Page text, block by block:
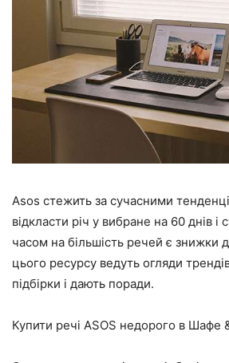
Asos стежить за сучасними
відкласти річ у вибране на 60 днів
часом на більшість речей є знижки
цього ресурсу ведуть огляди
підбірки і дають поради.
Купити речі ASOS недорого в Шафе